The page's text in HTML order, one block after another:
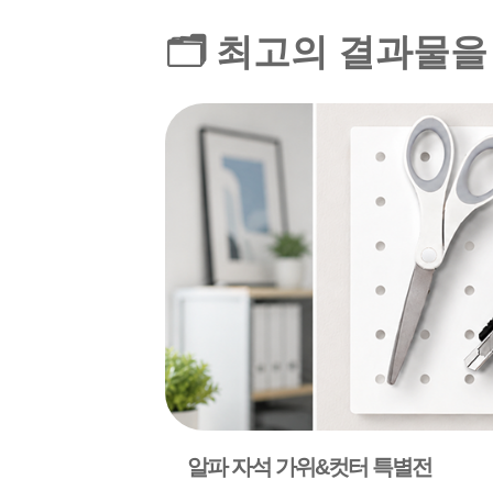
🗂️ 최고의 결과물을
알파 자석 가위&컷터 특별전